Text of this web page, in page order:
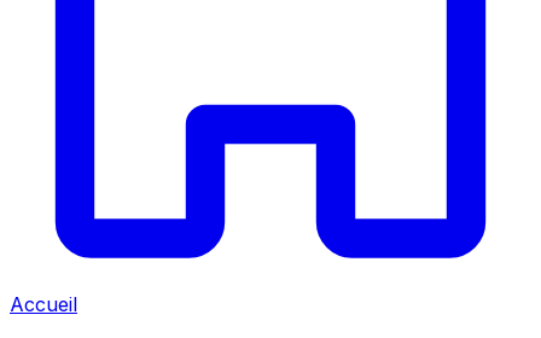
Accueil